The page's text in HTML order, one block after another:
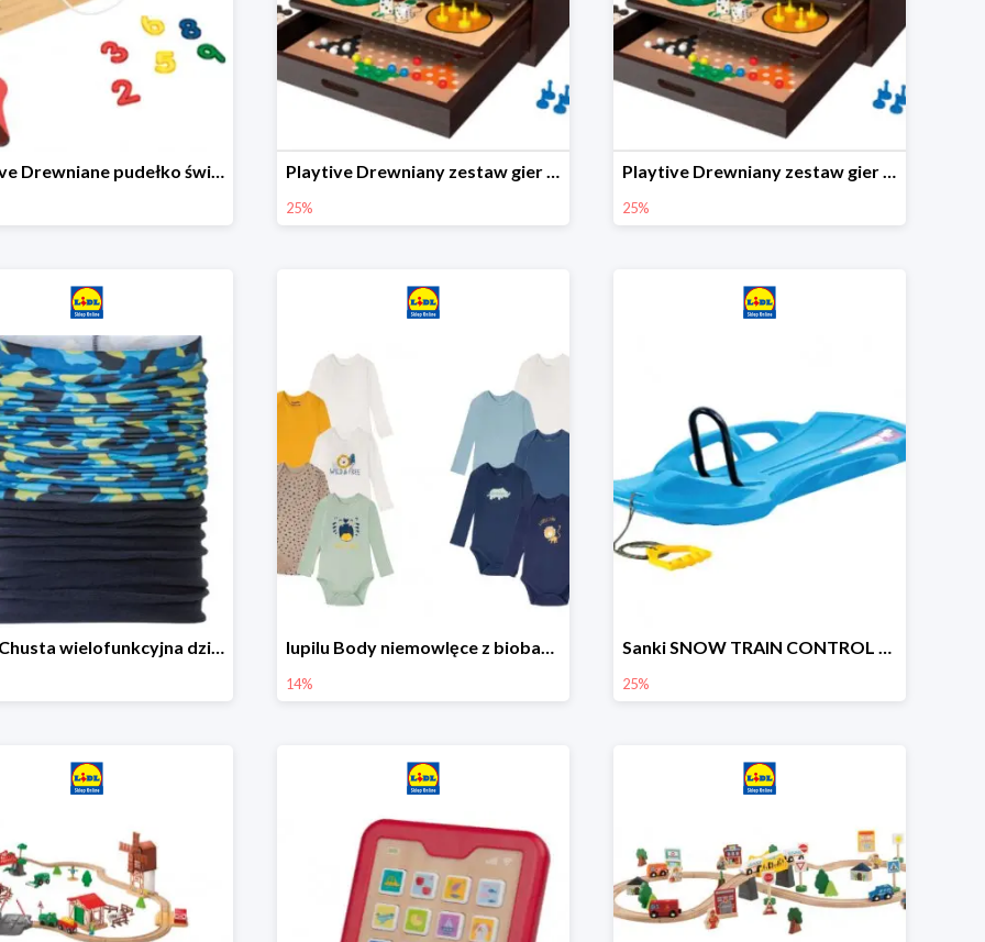
Playtive Drewniane pudełko świetlne MONTESSORI Playtive Drewniany zestaw gier 10 w 1
25%
Playtive Drewniany zestaw gier 10 w 1
25%
lupilu Chusta wielofunkcyjna dziecięca lupilu Body niemowlęce z biobawełny
14%
Sanki SNOW TRAIN CONTROL -25%
25%